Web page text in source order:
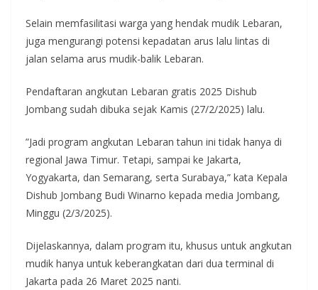
Selain memfasilitasi warga yang hendak mudik Lebaran,
juga mengurangi potensi kepadatan arus lalu lintas di
jalan selama arus mudik-balik Lebaran.
Pendaftaran angkutan Lebaran gratis 2025 Dishub
Jombang sudah dibuka sejak Kamis (27/2/2025) lalu.
”Jadi program angkutan Lebaran tahun ini tidak hanya di
regional Jawa Timur. Tetapi, sampai ke Jakarta,
Yogyakarta, dan Semarang, serta Surabaya,” kata Kepala
Dishub Jombang Budi Winarno kepada media Jombang,
Minggu (2/3/2025).
Dijelaskannya, dalam program itu, khusus untuk angkutan
mudik hanya untuk keberangkatan dari dua terminal di
Jakarta pada 26 Maret 2025 nanti.